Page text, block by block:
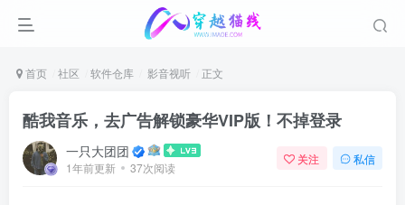
首页 社区 软件仓库 影音视听 正文
酷我音乐，去广告解锁豪华VIP版！不掉登录
一只大团团
1年前更新 37次阅读
关注 私信